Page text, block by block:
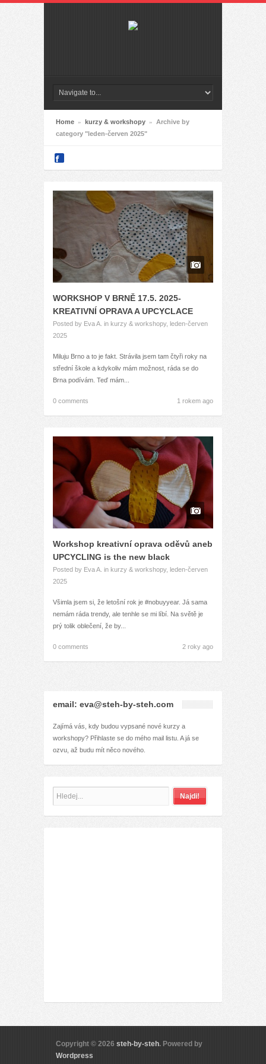
Home » kurzy & workshopy »
Archive by
category "leden-červen 2025"
WORKSHOP V BRNĚ 17.5. 2025-
KREATIVNÍ OPRAVA A UPCYCLACE
Posted by Eva A. in kurzy & workshopy, leden-červen
2025
Miluju Brno a to je fakt. Strávila jsem tam čtyři roky na
střední škole a kdykoliv mám možnost, ráda se do
Brna podívám. Teď mám...
0 comments 1 rokem ago
Workshop kreativní oprava oděvů aneb
UPCYCLING is the new black
Posted by Eva A. in kurzy & workshopy, leden-červen
2025
Všimla jsem si, že letošní rok je #nobuyyear. Já sama
nemám ráda trendy, ale tenhle se mi líbí. Na světě je
prý tolik oblečení, že by...
0 comments 2 roky ago
email: eva@steh-by-steh.com
Zajímá vás, kdy budou vypsané nové kurzy a
workshopy? Přihlaste se do mého mail listu. A já se
ozvu, až budu mít něco nového.
Copyright © 2026 steh-by-steh. Powered by
Wordpress